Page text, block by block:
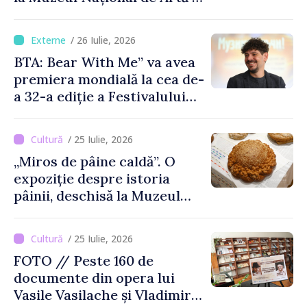
/ 26 Iulie, 2026
BTA: Bear With Me” va avea
premiera mondială la cea de-
a 32-a ediție a Festivalului
august
/ 25 Iulie, 2026
„Miros de pâine caldă”. O
expoziție despre istoria
pâinii, deschisă la Muzeul
Moldovei
/ 25 Iulie, 2026
FOTO // Peste 160 de
documente din opera lui
Vasile Vasilache și Vladimir